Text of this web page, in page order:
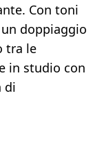
Con toni
doppiaggio
tra le
in studio con
di